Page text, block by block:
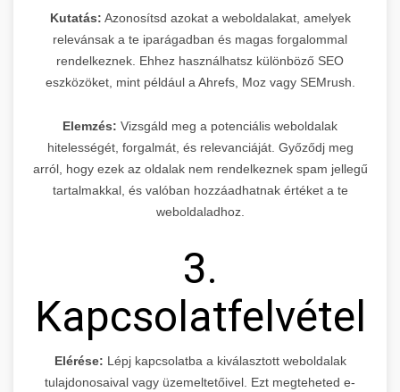
Kutatás: Azonosítsd azokat a weboldalakat, amelyek
relevánsak a te iparágadban és magas forgalommal
rendelkeznek. Ehhez használhatsz különböző SEO
eszközöket, mint például a Ahrefs, Moz vagy SEMrush.
Elemzés: Vizsgáld meg a potenciális weboldalak
hitelességét, forgalmát, és relevanciáját. Győződj meg
arról, hogy ezek az oldalak nem rendelkeznek spam jellegű
tartalmakkal, és valóban hozzáadhatnak értéket a te
weboldaladhoz.
3.
Kapcsolatfelvétel
Elérése: Lépj kapcsolatba a kiválasztott weboldalak
tulajdonosaival vagy üzemeltetőivel. Ezt megteheted e-